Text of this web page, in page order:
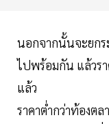
นอกจากนั้นจะยกร
ไปพร้อมกัน แล้วรา
แล้ว
ราคาตํ่ากว่าท้องต